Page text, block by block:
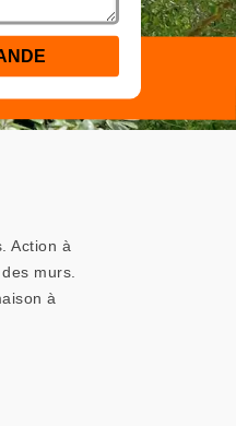
Action à
murs.
à